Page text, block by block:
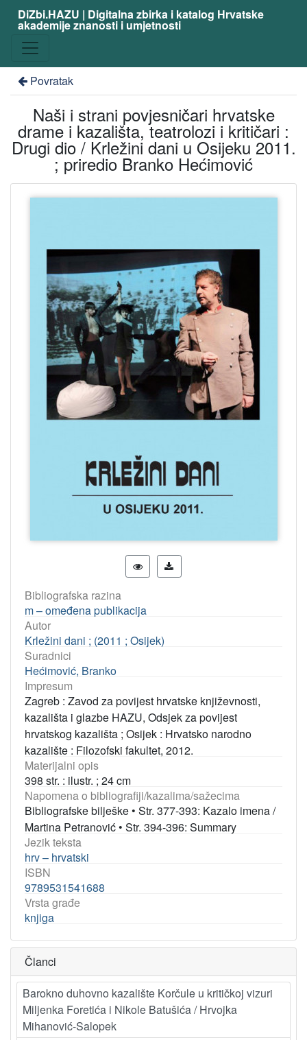
DiZbi.HAZU | Digitalna zbirka i katalog Hrvatske
akademije znanosti i umjetnosti
Povratak
Naši i strani povjesničari hrvatske
drame i kazališta, teatrolozi i kritičari :
Drugi dio / Krležini dani u Osijeku 2011.
; priredio Branko Hećimović
Bibliografska razina
m – omeđena publikacija
Autor
Krležini dani ; (2011 ; Osijek)
Suradnici
Hećimović, Branko
Impresum
Zagreb : Zavod za povijest hrvatske književnosti,
kazališta i glazbe HAZU, Odsjek za povijest
hrvatskog kazališta ; Osijek : Hrvatsko narodno
kazalište : Filozofski fakultet, 2012.
Materijalni opis
398 str. : ilustr. ; 24 cm
Napomena o bibliografiji/kazalima/sažecima
Bibliografske bilješke • Str. 377-393: Kazalo imena /
Martina Petranović • Str. 394-396: Summary
Jezik teksta
hrv – hrvatski
ISBN
9789531541688
Vrsta građe
knjiga
Članci
Barokno duhovno kazalište Korčule u kritičkoj vizuri
Miljenka Foretića i Nikole Batušića / Hrvojka
Mihanović-Salopek